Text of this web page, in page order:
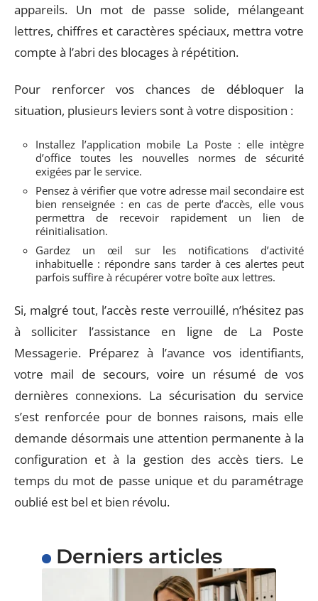
appareils. Un mot de passe solide, mélangeant
lettres, chiffres et caractères spéciaux, mettra votre
compte à l’abri des blocages à répétition.
Pour renforcer vos chances de débloquer la
situation, plusieurs leviers sont à votre disposition :
Installez l’application mobile La Poste : elle intègre
d’office toutes les nouvelles normes de sécurité
exigées par le service.
Pensez à vérifier que votre adresse mail secondaire est
bien renseignée : en cas de perte d’accès, elle vous
permettra de recevoir rapidement un lien de
réinitialisation.
Gardez un œil sur les notifications d’activité
inhabituelle : répondre sans tarder à ces alertes peut
parfois suffire à récupérer votre boîte aux lettres.
Si, malgré tout, l’accès reste verrouillé, n’hésitez pas
à solliciter l’assistance en ligne de La Poste
Messagerie. Préparez à l’avance vos identifiants,
votre mail de secours, voire un résumé de vos
dernières connexions. La sécurisation du service
s’est renforcée pour de bonnes raisons, mais elle
demande désormais une attention permanente à la
configuration et à la gestion des accès tiers. Le
temps du mot de passe unique et du paramétrage
oublié est bel et bien révolu.
Derniers articles